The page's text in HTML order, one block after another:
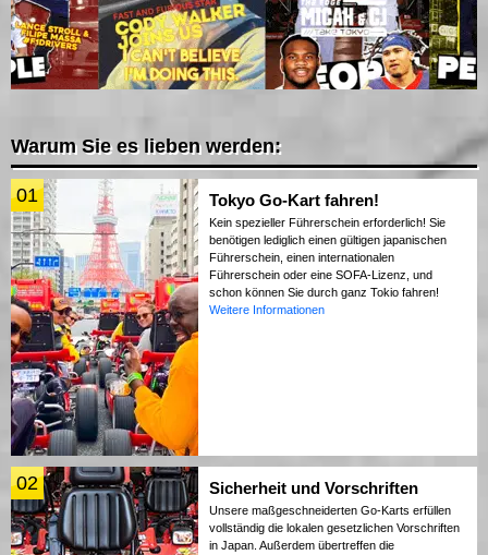
Warum Sie es lieben werden:
01 Tokyo Go-Kart fahren!
Kein spezieller Führerschein erforderlich! Sie
benötigen lediglich einen gültigen japanischen
Führerschein, einen internationalen
Führerschein oder eine SOFA-Lizenz, und
schon können Sie durch ganz Tokio fahren!
Weitere Informationen
02 Sicherheit und Vorschriften
Unsere maßgeschneiderten Go-Karts erfüllen
vollständig die lokalen gesetzlichen Vorschriften
in Japan. Außerdem übertreffen die